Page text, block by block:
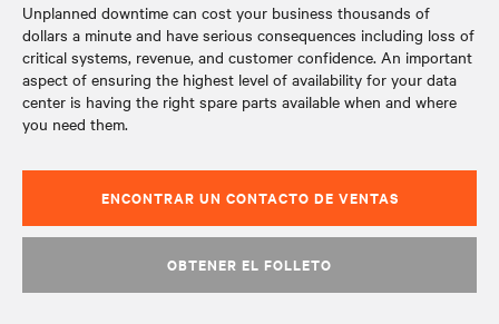
Unplanned downtime can cost your business thousands of
dollars a minute and have serious consequences including loss of
critical systems, revenue, and customer confidence. An important
aspect of ensuring the highest level of availability for your data
center is having the right spare parts available when and where
you need them.
ENCONTRAR UN CONTACTO DE VENTAS
OBTENER EL FOLLETO